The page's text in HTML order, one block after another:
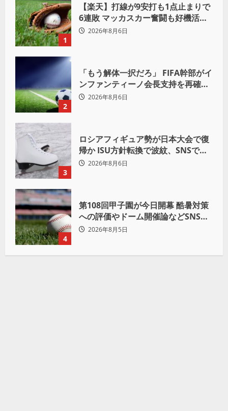
1
【楽天】打線が9安打も1点止まりで
6連敗 マッカスカー奮闘も好機活か
せず借金「22」
2026年8月6日
2
「もう解体一択だろ」 FIFA幹部がイ
ンファンティーノ会長支持を再確認
も 批判収まらず
2026年8月6日
3
ロシアフィギュア勢が日本大会で復
帰か ISU方針転換で波紋、SNSでは
賛否両論
2026年8月6日
4
第108回甲子園が今日開幕 酷暑対策
への評価やドーム開催論などSNSで
議論も
2026年8月5日